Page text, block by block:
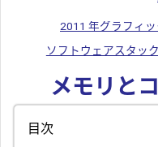
2011 年グラフィ
ソフトウェアスタック
メモリと
目次